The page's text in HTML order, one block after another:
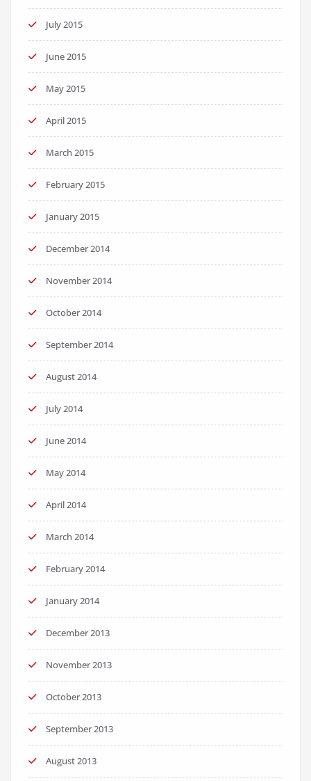
July 2015
June 2015
May 2015
April 2015
March 2015
February 2015
January 2015
December 2014
November 2014
October 2014
September 2014
August 2014
July 2014
June 2014
May 2014
April 2014
March 2014
February 2014
January 2014
December 2013
November 2013
October 2013
September 2013
August 2013